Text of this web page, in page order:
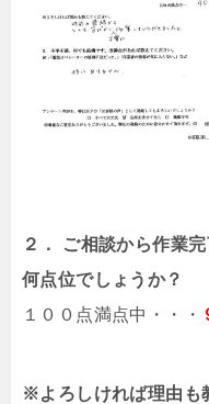
２． ご相談から作業
何点位でしょうか？
１００点満点中・・・
※よろしければ理由も